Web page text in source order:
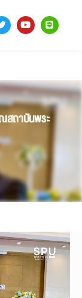
สถาบันพระ